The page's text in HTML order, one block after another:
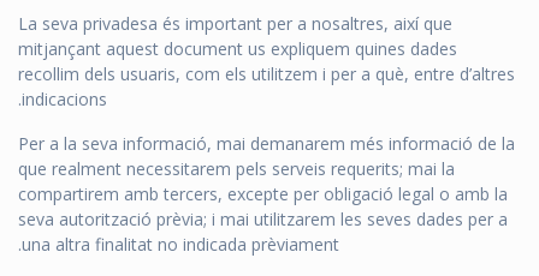
La seva privadesa és important per a nosaltres, així que
mitjançant aquest document us expliquem quines dades
recollim dels usuaris, com els utilitzem i per a què, entre d’altres
indicacions.
Per a la seva informació, mai demanarem més informació de la
que realment necessitarem pels serveis requerits; mai la
compartirem amb tercers, excepte per obligació legal o amb la
seva autorització prèvia; i mai utilitzarem les seves dades per a
una altra finalitat no indicada prèviament.